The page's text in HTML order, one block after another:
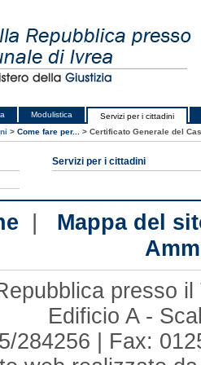
Modulistica
Servizi per i cittadini
> Come fare per... > Certificato Generale del
Servizi per i cittadini
| Mappa del
presso
Edificio A -
284256 | Fax: